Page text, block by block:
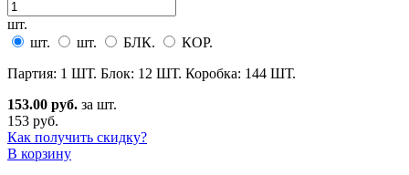
шт.
шт.
шт. БЛК.
КОР.
Партия: 1 ШТ. Блок: 12 ШТ. Коробка: 144 ШТ.
153.00 руб. за шт.
153 руб.
Как получить скидку?
В корзину